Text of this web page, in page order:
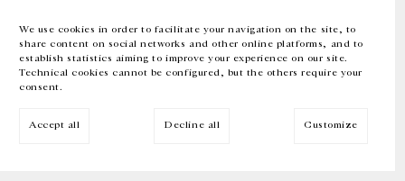
We use cookies in order to facilitate your navigation on the site, to
share content on social networks and other online platforms, and to
establish statistics aiming to improve your experience on our site.
Technical cookies cannot be configured, but the others require your
consent.
Accept all Decline all Customize
EN FR 中文 Facebook Instagram
Inscrivez-vous à notre newsletter